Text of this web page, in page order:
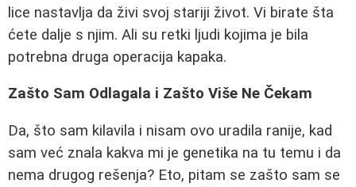
lice nastavlja da živi svoj stariji život. Vi birate šta
ćete dalje s njim. Ali su retki ljudi kojima je bila
potrebna druga operacija kapaka.
Zašto Sam Odlagala i Zašto Više Ne Čekam
Da, što sam kilavila i nisam ovo uradila ranije, kad
sam već znala kakva mi je genetika na tu temu i da
nema drugog rešenja? Eto, pitam se zašto sam se